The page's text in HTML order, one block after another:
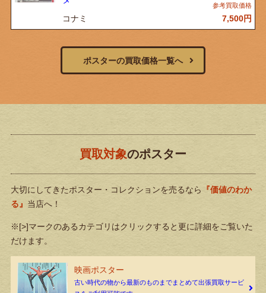
コナミ 7,500円
ポスターの買取価格一覧へ
買取対象のポスター
大切にしてきたポスター・コレクションを売るなら
『価値のわか
る』 当店へ！
※[>]マークのあるカテゴリはクリックすると更に詳細をご覧いた
だけます。
映画ポスター
古い時代の物から最新のものまでまとめて出張買取サービ